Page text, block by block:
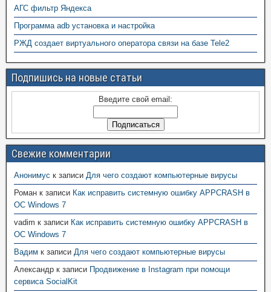
АГС фильтр Яндекса
Программа adb установка и настройка
РЖД создает виртуального оператора связи на базе Tele2
Подпишись на новые статьи
Введите свой email:
Свежие комментарии
Анонимус к записи Для чего создают компьютерные вирусы
Роман к записи Как исправить системную ошибку APPCRASH в
ОС Windows 7
vadim к записи Как исправить системную ошибку APPCRASH в
ОС Windows 7
Вадим к записи Для чего создают компьютерные вирусы
Александр к записи Продвижение в Instagram при помощи
сервиса SocialKit